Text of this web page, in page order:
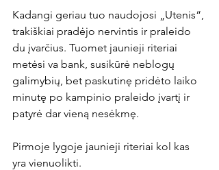
Kadangi geriau tuo naudojosi „Utenis“,
trakiškiai pradėjo nervintis ir praleido
du įvarčius. Tuomet jaunieji riteriai
metėsi va bank, susikūrė neblogų
galimybių, bet paskutinę pridėto laiko
minutę po kampinio praleido įvartį ir
patyrė dar vieną nesėkmę.
Pirmoje lygoje jaunieji riteriai kol kas
yra vienuolikti.